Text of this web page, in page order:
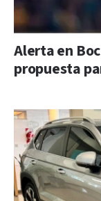
Alerta en
propuesta